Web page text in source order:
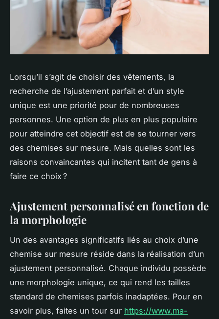
Lorsqu’il s’agit de choisir des vêtements, la
recherche de l’ajustement parfait et d’un style
unique est une priorité pour de nombreuses
personnes. Une option de plus en plus populaire
pour atteindre cet objectif est de se tourner vers
des chemises sur mesure. Mais quelles sont les
raisons convaincantes qui incitent tant de gens à
faire ce choix ?
Ajustement personnalisé en fonction de
la morphologie
Un des avantages significatifs liés au choix d’une
chemise sur mesure réside dans la réalisation d’un
ajustement personnalisé. Chaque individu possède
une morphologie unique, ce qui rend les tailles
standard de chemises parfois inadaptées. Pour en
savoir plus, faites un tour sur https://www.ma-